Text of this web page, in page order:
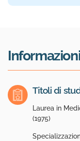
Titoli di
Laurea in
(1975)